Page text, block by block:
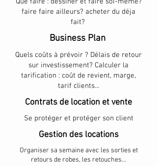
faire faire ailleurs? acheter du déja
fait?
Business Plan
Quels coûts à prévoir ? Délais de retour
sur investissement? Calculer la
tarification : coût de revient, marge,
tarif clients...
Contrats de location et vente
Se protéger et protéger son client
Gestion des locations
Organiser sa semaine avec les sorties et
retours de robes, les retouches...